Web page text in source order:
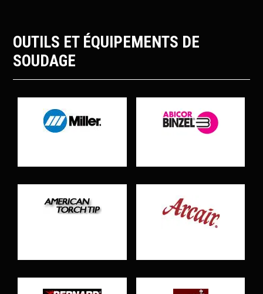
OUTILS ET ÉQUIPEMENTS DE
SOUDAGE